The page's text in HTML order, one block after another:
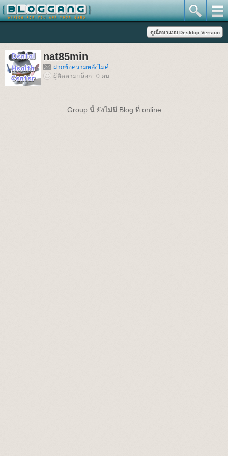
nat85min
ฝากข้อความหลังไมค์
ผู้ติดตามบล็อก : 0 คน
Group นี้ ยังไม่มี Blog ที่ online